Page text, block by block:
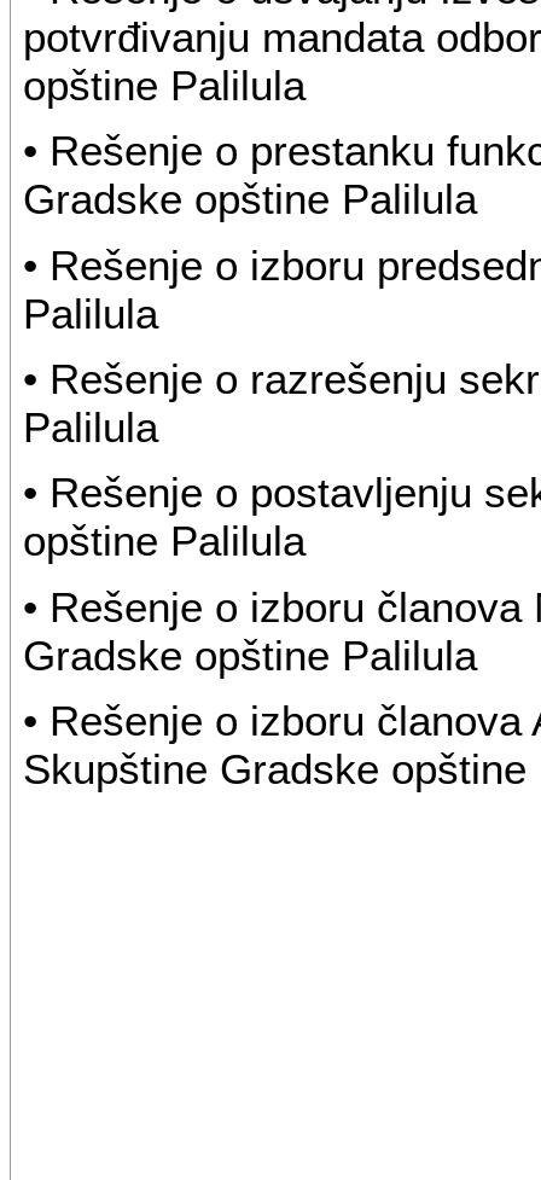
potvrđivanju mandata
opštine Palilula
• Rešenje o prestanku
Gradske opštine Palilula
• Rešenje o izboru
Palilula
• Rešenje o razrešenju
Palilula
• Rešenje o postavljenju
opštine Palilula
• Rešenje o izboru
Gradske opštine Palilula
• Rešenje o izboru
Skupštine Gradske opštine